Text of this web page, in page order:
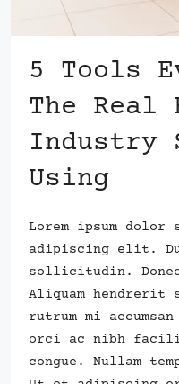
5 Tools
The Real
Industry
Using
Lorem ipsum
adipiscing elit.
sollicitudin.
Aliquam
rutrum mi
orci ac nibh
congue. Nullam